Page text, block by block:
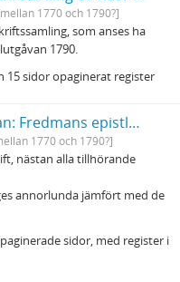
1770 och 1790?]
som anses ha
1790.
15 sidor opaginerat register
Carl Michael Bellman: Fredmans epistlar m.m.
1770 och 1790?]
nästan alla tillhörande
annorlunda jämfört med de
sidor, med register i